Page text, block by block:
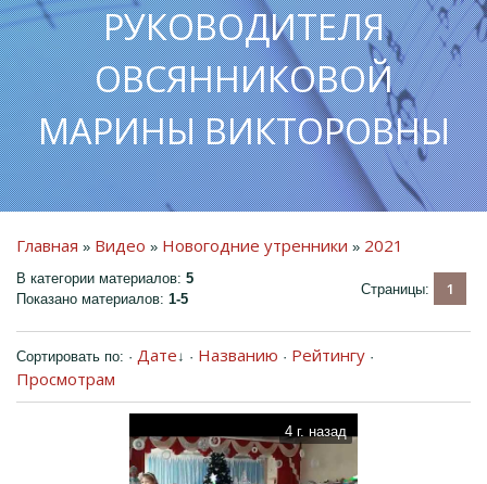
РУКОВОДИТЕЛЯ
ОВСЯННИКОВОЙ
МАРИНЫ ВИКТОРОВНЫ
ПРЕДМЕТНО-
ПРОСТРАНСТВЕННАЯ
СРЕДА
ДЕТЯМ
Главная » Видео » Новогодние утренники » 2021
В категории материалов: 5
Показано материалов: 1-5
Страницы: 1
Сортировать по: · Дате↓ · Названию · Рейтингу ·
Просмотрам
4 г. назад